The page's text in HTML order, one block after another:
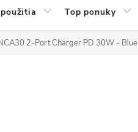
Top ponuky
2-Port Charger PD 30W - Blue